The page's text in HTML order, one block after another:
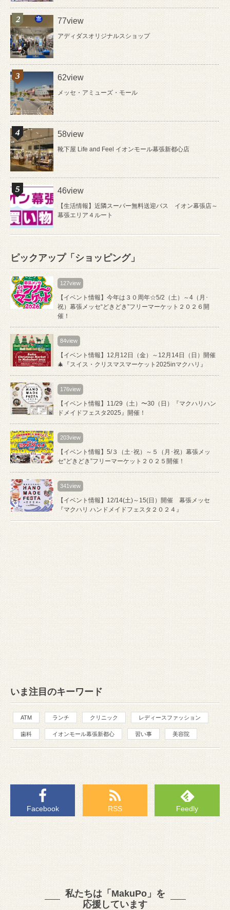
77view
アディダスオリジナルスショップ
62view
メッセ・アミューズ・モール
58view
靴下屋 Life and Feel イオンモール幕張新都心店
46view
【生活情報】近隣スーパー無料送迎バス イオン幕張店～
幕張エリア４ルート
ピックアップ「ショッピング」
127view
【イベント情報】今年は３０周年☆5/2（土）～4（月･
祝）幕張メッセ“どきどき”フリーマーケット２０２６開
催！
84view
【イベント情報】12月12日（金）～12月14日（日）開催
🎄『スイス・クリスマスマーケット2025inマクハリ』
176view
【イベント情報】11/29（土）〜30（日）『マクハリハン
ドメイドフェスタ2025』開催！
203view
【イベント情報】5/３（土･祝）～５（月･祝）幕張メッ
セ“どきどき”フリーマーケット２０２５開催！
341view
【イベント情報】12/14(土)～15(日）開催 幕張メッセ
『マクハリ ハンドメイドフェスタ２０２４』
いま注目のキーワード
ATM ランチ クリニック レディースファッション
歯科 イオンモール幕張新都心 習い事 美容院
Facebook RSS Feedly
私たちは「MakuPo」を
応援しています